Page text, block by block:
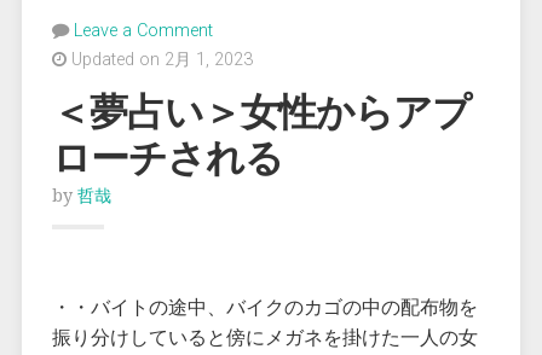
Leave a Comment
Updated on 2月 1, 2023
＜夢占い＞女性からアプ
ローチされる
by 哲哉
・・バイトの途中、バイクのカゴの中の配布物を
振り分けしていると傍にメガネを掛けた一人の女